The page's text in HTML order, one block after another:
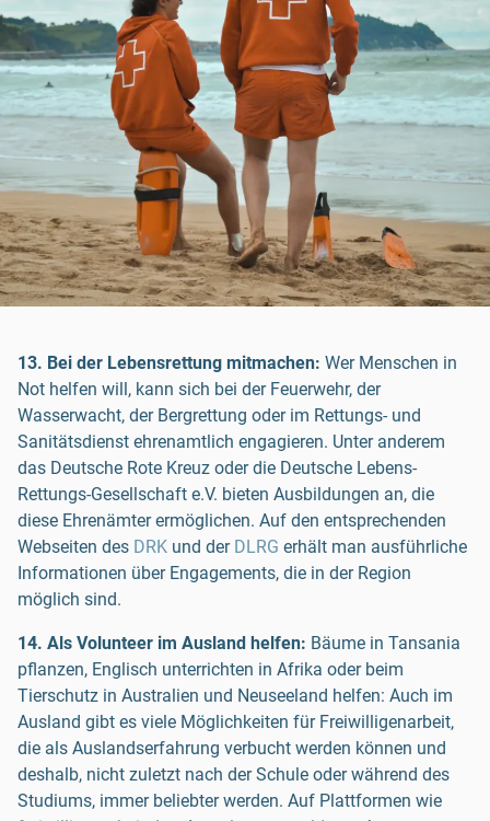
13. Bei der Lebensrettung mitmachen: Wer Menschen in
Not helfen will, kann sich bei der Feuerwehr, der
Wasserwacht, der Bergrettung oder im Rettungs- und
Sanitätsdienst ehrenamtlich engagieren. Unter anderem
das Deutsche Rote Kreuz oder die Deutsche Lebens-
Rettungs-Gesellschaft e.V. bieten Ausbildungen an, die
diese Ehrenämter ermöglichen. Auf den entsprechenden
Webseiten des DRK und der DLRG erhält man ausführliche
Informationen über Engagements, die in der Region
möglich sind.
14. Als Volunteer im Ausland helfen: Bäume in Tansania
pflanzen, Englisch unterrichten in Afrika oder beim
Tierschutz in Australien und Neuseeland helfen: Auch im
Ausland gibt es viele Möglichkeiten für Freiwilligenarbeit,
die als Auslandserfahrung verbucht werden können und
deshalb, nicht zuletzt nach der Schule oder während des
Studiums, immer beliebter werden. Auf Plattformen wie